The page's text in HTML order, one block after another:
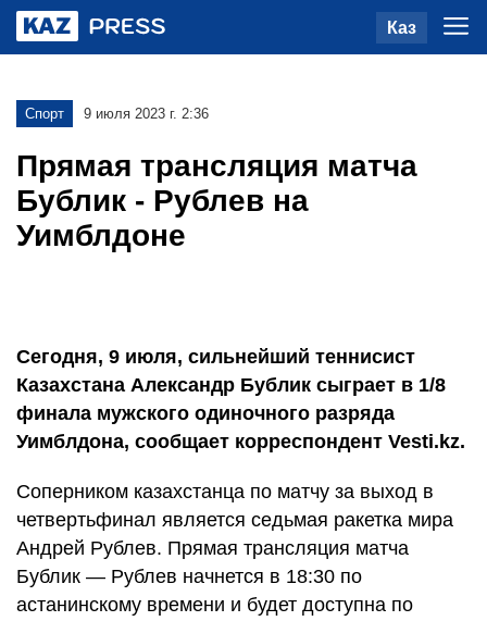
Каз
Спорт 9 июля 2023 г. 2:36
Прямая трансляция матча
Бублик - Рублев на
Уимблдоне
Сегодня, 9 июля, сильнейший теннисист
Казахстана Александр Бублик сыграет в 1/8
финала мужского одиночного разряда
Уимблдона, сообщает корреспондент Vesti.kz.
Соперником казахстанца по матчу за выход в
четвертьфинал является седьмая ракетка мира
Андрей Рублев. Прямая трансляция матча
Бублик — Рублев начнется в 18:30 по
астанинскому времени и будет доступна по